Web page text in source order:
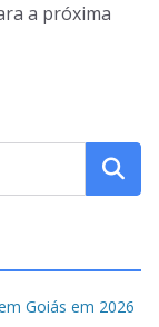
a próxima
Goiás em 2026